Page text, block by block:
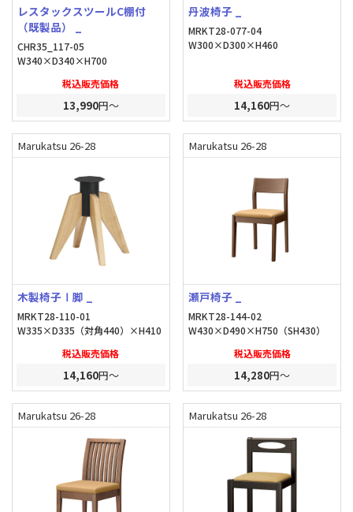
レスタックスツールC棚付
（既製品） _
CHR35_117-05
W340×D340×H700
税込販売価格
13,990円～
丹波椅子 _
MRKT28-077-04
W300×D300×H460
税込販売価格
14,160円～
Marukatsu 26-28
木製椅子Ⅰ脚 _
MRKT28-110-01
W335×D335（対角440）×H410
税込販売価格
14,160円～
Marukatsu 26-28
瀬戸椅子 _
MRKT28-144-02
W430×D490×H750（SH430）
税込販売価格
14,280円～
Marukatsu 26-28 Marukatsu 26-28